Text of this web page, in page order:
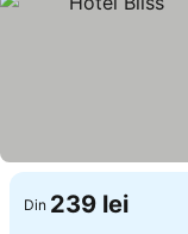
Din 239 lei